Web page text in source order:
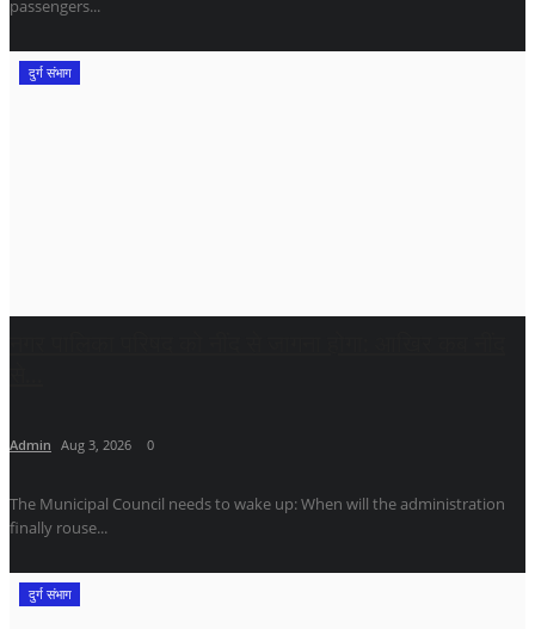
passengers...
दुर्ग संभाग
Admin Aug 3, 2026 0
The Municipal Council needs to wake up: When will the administration
finally rouse...
दुर्ग संभाग